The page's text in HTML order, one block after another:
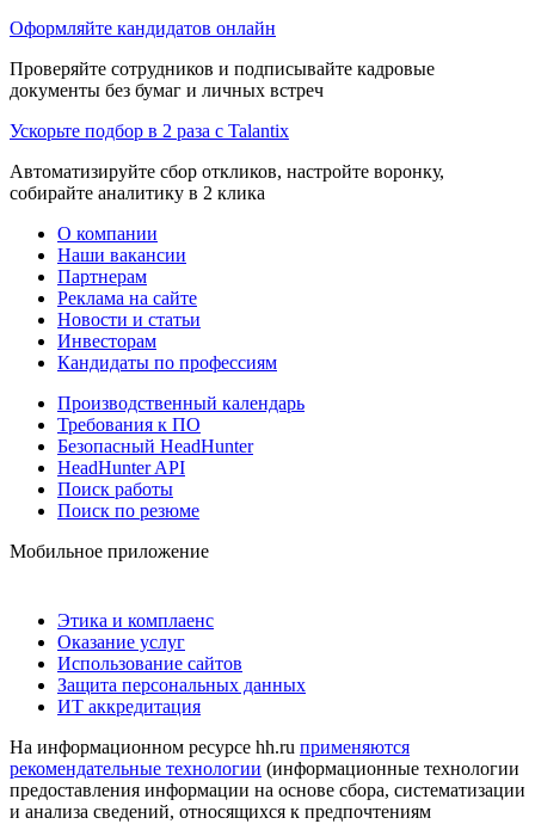
Оформляйте кандидатов онлайн
Проверяйте сотрудников и подписывайте кадровые
документы без бумаг и личных встреч
Ускорьте подбор в 2 раза с Talantix
Автоматизируйте сбор откликов, настройте воронку,
собирайте аналитику в 2 клика
О компании
Наши вакансии
Партнерам
Реклама на сайте
Новости и статьи
Инвесторам
Кандидаты по профессиям
Производственный календарь
Требования к ПО
Безопасный HeadHunter
HeadHunter API
Поиск работы
Поиск по резюме
Мобильное приложение
Этика и комплаенс
Оказание услуг
Использование сайтов
Защита персональных данных
ИТ аккредитация
На информационном ресурсе hh.ru применяются
рекомендательные технологии (информационные технологии
предоставления информации на основе сбора, систематизации
и анализа сведений, относящихся к предпочтениям